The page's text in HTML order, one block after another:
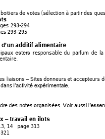
de votes (sélection à partir des
293-294
293-295
d’un additif alimentaire
esters responsable du parfum de la
liaisons – Sites donneurs et accepteurs
l’activité expérimentale.
re des notes organisées. Voir aussi
– travail en ilots
, 14
   page 313
321